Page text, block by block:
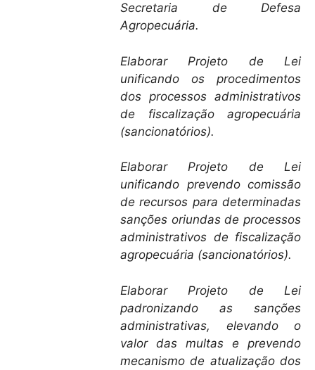
Secretaria de Defesa
Agropecuária.
Elaborar Projeto de Lei
unificando os procedimentos
dos processos administrativos
de fiscalização agropecuária
(sancionatórios).
Elaborar Projeto de Lei
unificando prevendo comissão
de recursos para determinadas
sanções oriundas de processos
administrativos de fiscalização
agropecuária (sancionatórios).
Elaborar Projeto de Lei
padronizando as sanções
administrativas, elevando o
valor das multas e prevendo
mecanismo de atualização dos